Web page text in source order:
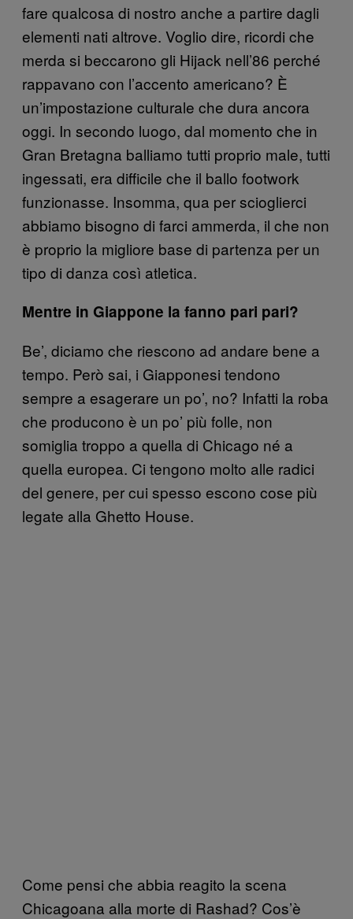
fare qualcosa di nostro anche a partire dagli
elementi nati altrove. Voglio dire, ricordi che
merda si beccarono gli Hijack nell’86 perché
rappavano con l’accento americano? È
un’impostazione culturale che dura ancora
oggi. In secondo luogo, dal momento che in
Gran Bretagna balliamo tutti proprio male, tutti
ingessati, era difficile che il ballo footwork
funzionasse. Insomma, qua per scioglierci
abbiamo bisogno di farci ammerda, il che non
è proprio la migliore base di partenza per un
tipo di danza così atletica.
Mentre in Giappone la fanno pari pari?
Be’, diciamo che riescono ad andare bene a
tempo. Però sai, i Giapponesi tendono
sempre a esagerare un po’, no? Infatti la roba
che producono è un po’ più folle, non
somiglia troppo a quella di Chicago né a
quella europea. Ci tengono molto alle radici
del genere, per cui spesso escono cose più
legate alla Ghetto House.
Come pensi che abbia reagito la scena
Chicagoana alla morte di Rashad? Cos’è